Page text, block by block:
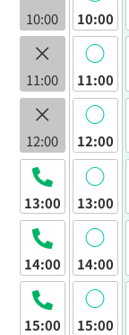
10:00
×
11:00
×
12:00
13:00
14:00
15:00
10:00
◯
11:00
◯
12:00
◯
13:00
◯
14:00
◯
15:00